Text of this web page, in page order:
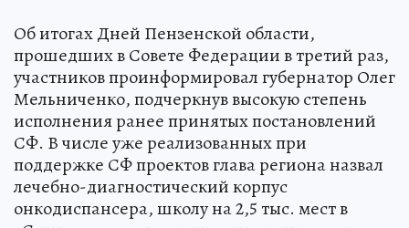
Об итогах Дней Пензенской области,
прошедших в Совете Федерации в третий раз,
участников проинформировал губернатор Олег
Мельниченко, подчеркнув высокую степень
исполнения ранее принятых постановлений
СФ. В числе уже реализованных при
поддержке СФ проектов глава региона назвал
лечебно-диагностический корпус
онкодиспансера, школу на 2,5 тыс. мест в